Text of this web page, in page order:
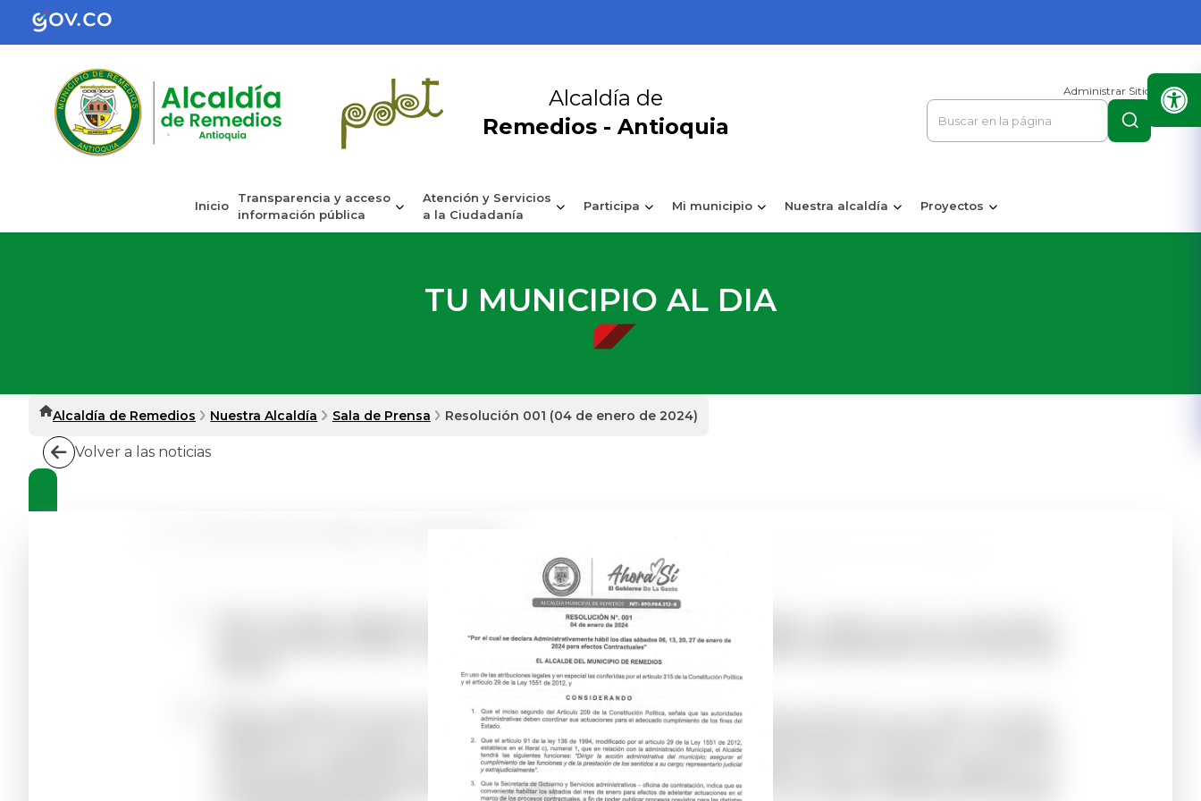
Alcaldía de
Remedios - Antioquia
Administrar Sitio
Inicio
Transparencia y acceso
información pública
Atención y Servicios
a la Ciudadanía
Participa Mi municipio Nuestra alcaldía Proyectos
TU MUNICIPIO AL DIA
Alcaldía de Remedios Nuestra Alcaldía Sala de Prensa Resolución 001 (04 de enero de 2024)
Volver a las noticias